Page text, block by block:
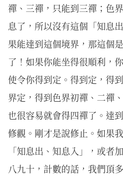
禪、三禪，只能到三禪；色
息了，所以沒有這個「知息
果能達到這個境界，那這個
了！如果你能坐得很順利，
使令你得到定。得到定，得
界定，得到色界初禪、二禪
也很容易就會得四禪了。達
修觀。剛才是說修止。如果
「知息出、知息入」，或者
八九十，計數的話，我們頂